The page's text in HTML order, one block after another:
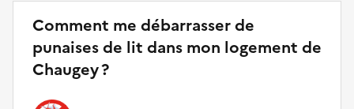
Comment me débarrasser de
punaises de lit dans mon logement de
Chaugey ?